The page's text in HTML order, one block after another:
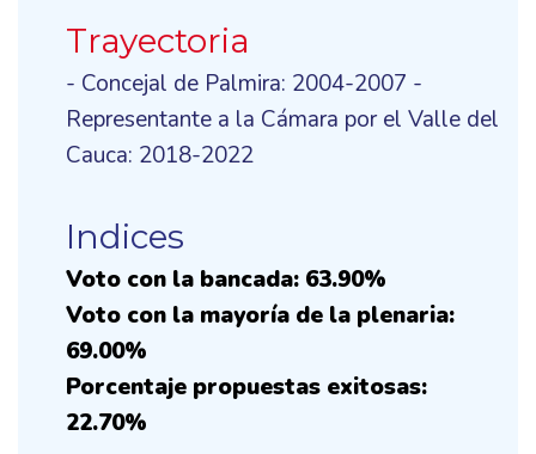
Trayectoria
- Concejal de Palmira: 2004-2007 -
Representante a la Cámara por el Valle del
Cauca: 2018-2022
Indices
Voto con la bancada: 63.90%
Voto con la mayoría de la plenaria:
69.00%
Porcentaje propuestas exitosas:
22.70%